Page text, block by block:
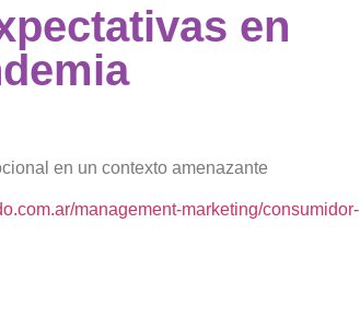
en
en un contexto amenazante
management-marketing/consumidor-